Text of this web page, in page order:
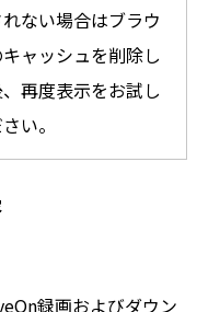
ない場合はブラウ
ャッシュを削除し
再度表示をお試し
い。
録画およびダウン